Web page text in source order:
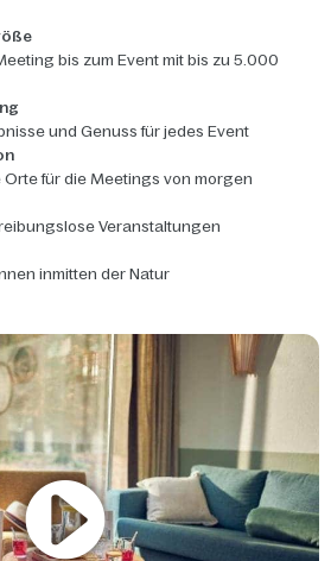
bis zum Event mit bis zu 5.000
und Genuss für jedes Event
für die Meetings von morgen
Veranstaltungen
inmitten der Natur